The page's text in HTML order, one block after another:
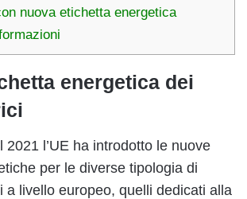
nuova etichetta energetica
energetica dei
2021 l’UE ha introdotto le nuove
per le diverse tipologia di
a livello europeo, quelli dedicati alla